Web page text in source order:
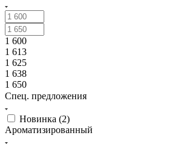
1 600
1 613
1 625
1 638
1 650
Спец. предложения
Новинка (2)
Ароматизированный